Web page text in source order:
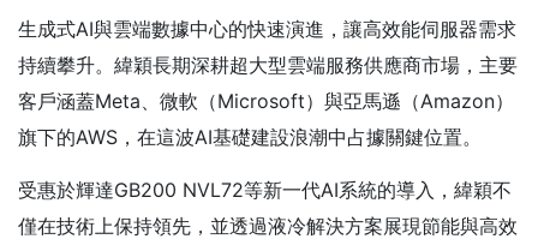
生成式AI與雲端數據中心的快速演進，讓高效能伺服器需求
持續攀升。緯穎長期深耕超大型雲端服務供應商市場，主要
客戶涵蓋Meta、微軟（Microsoft）與亞馬遜（Amazon）
旗下的AWS，在這波AI基礎建設浪潮中占據關鍵位置。
受惠於輝達GB200 NVL72等新一代AI系統的導入，緯穎不
僅在技術上保持領先，並透過液冷解決方案展現節能與高效